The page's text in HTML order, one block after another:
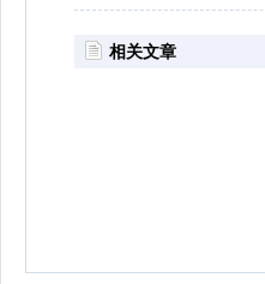
相关文章